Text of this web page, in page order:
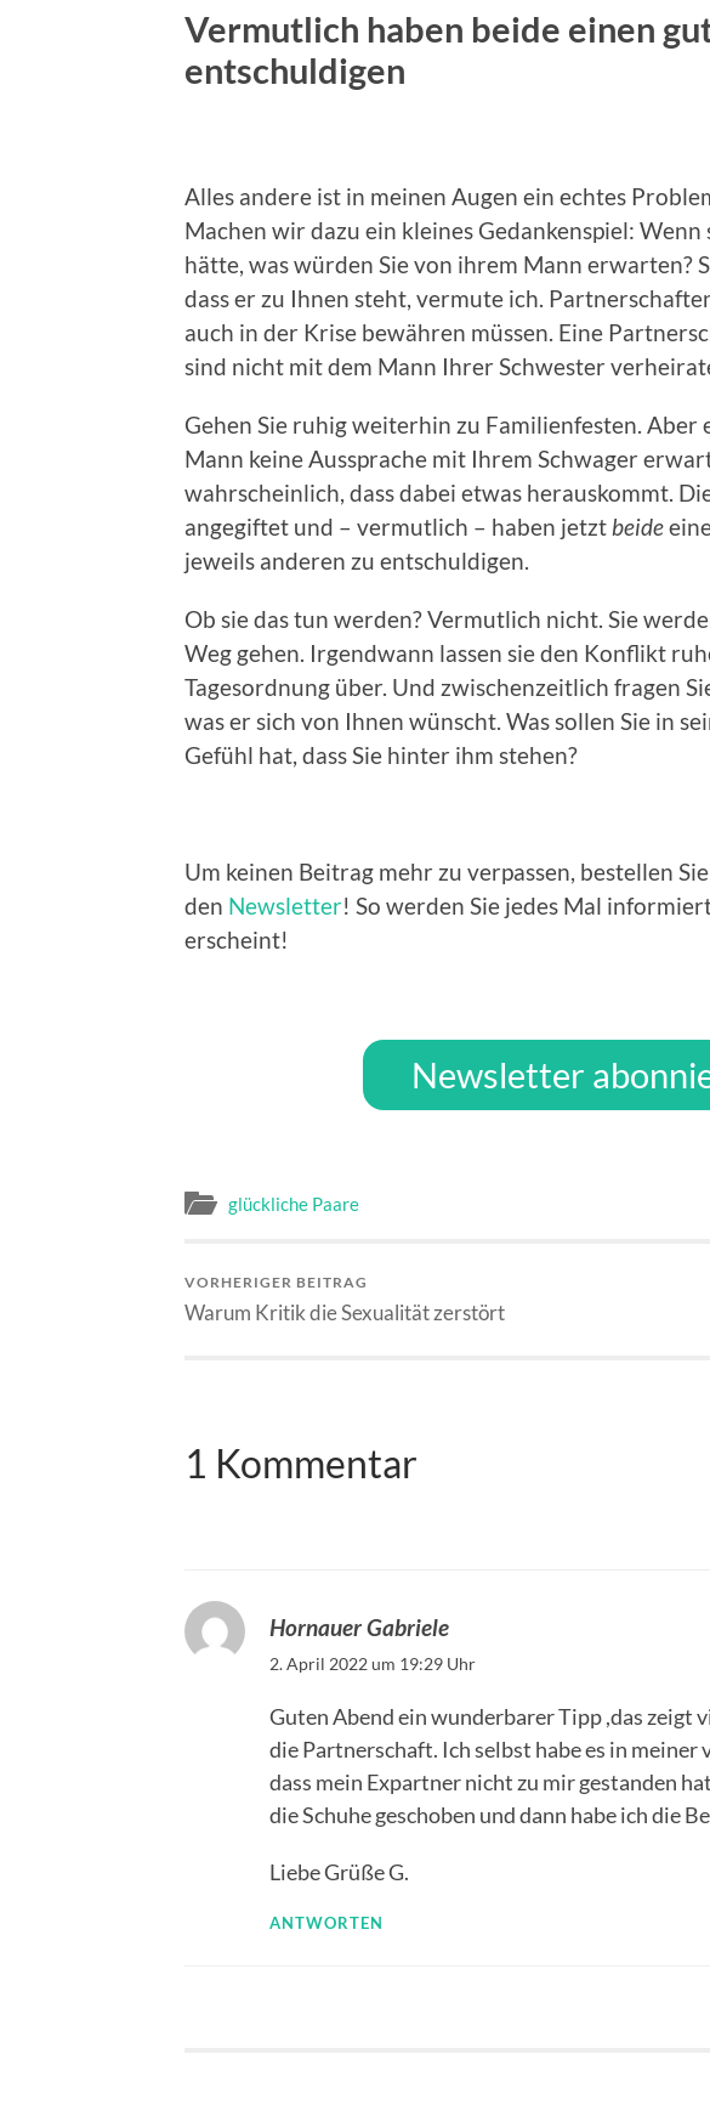
Vermutlich haben beide einen
entschuldigen
Alles andere ist in meinen Augen ein echtes
Machen wir dazu ein kleines Gedankenspiel:
hätte, was würden Sie von ihrem Mann erwarten?
dass er zu Ihnen steht, vermute ich.
auch in der Krise bewähren müssen. Eine
sind nicht mit dem Mann Ihrer Schwester
Gehen Sie ruhig weiterhin zu Familienfesten. Aber
Mann keine Aussprache mit Ihrem Schwager
wahrscheinlich, dass dabei etwas herauskommt.
angegiftet und – vermutlich – haben jetzt beide
jeweils anderen zu entschuldigen.
Ob sie das tun werden? Vermutlich nicht. Sie
Weg gehen. Irgendwann lassen sie den Konflikt
Tagesordnung über. Und zwischenzeitlich fragen
was er sich von Ihnen wünscht. Was sollen Sie in
Gefühl hat, dass Sie hinter ihm stehen?
Um keinen Beitrag mehr zu verpassen, bestellen
den Newsletter! So werden Sie jedes Mal
erscheint!
Newsletter
glückliche Paare
VORHERIGER BEITRAG
Warum Kritik die Sexualität zerstört
1 Kommentar
Hornauer Gabriele
2. April 2022 um 19:29 Uhr
Guten Abend ein wunderbarer Tipp ,das zeigt
die Partnerschaft. Ich selbst habe es in
dass mein Expartner nicht zu mir gestanden
die Schuhe geschoben und dann habe ich die
Liebe Grüße G.
ANTWORTEN